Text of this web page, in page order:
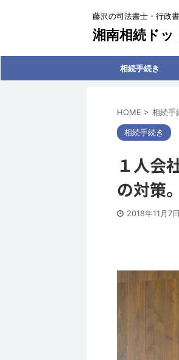
藤沢の司法書士・行政
湘南相続ドッ
相続手続き
HOME > 相続手
相続手続き
１人会
の対策。
2018年11月7日